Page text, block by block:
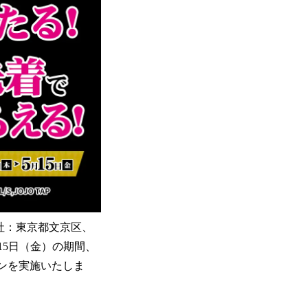
東京都文京区、
日（金）の期間、
を実施いたしま